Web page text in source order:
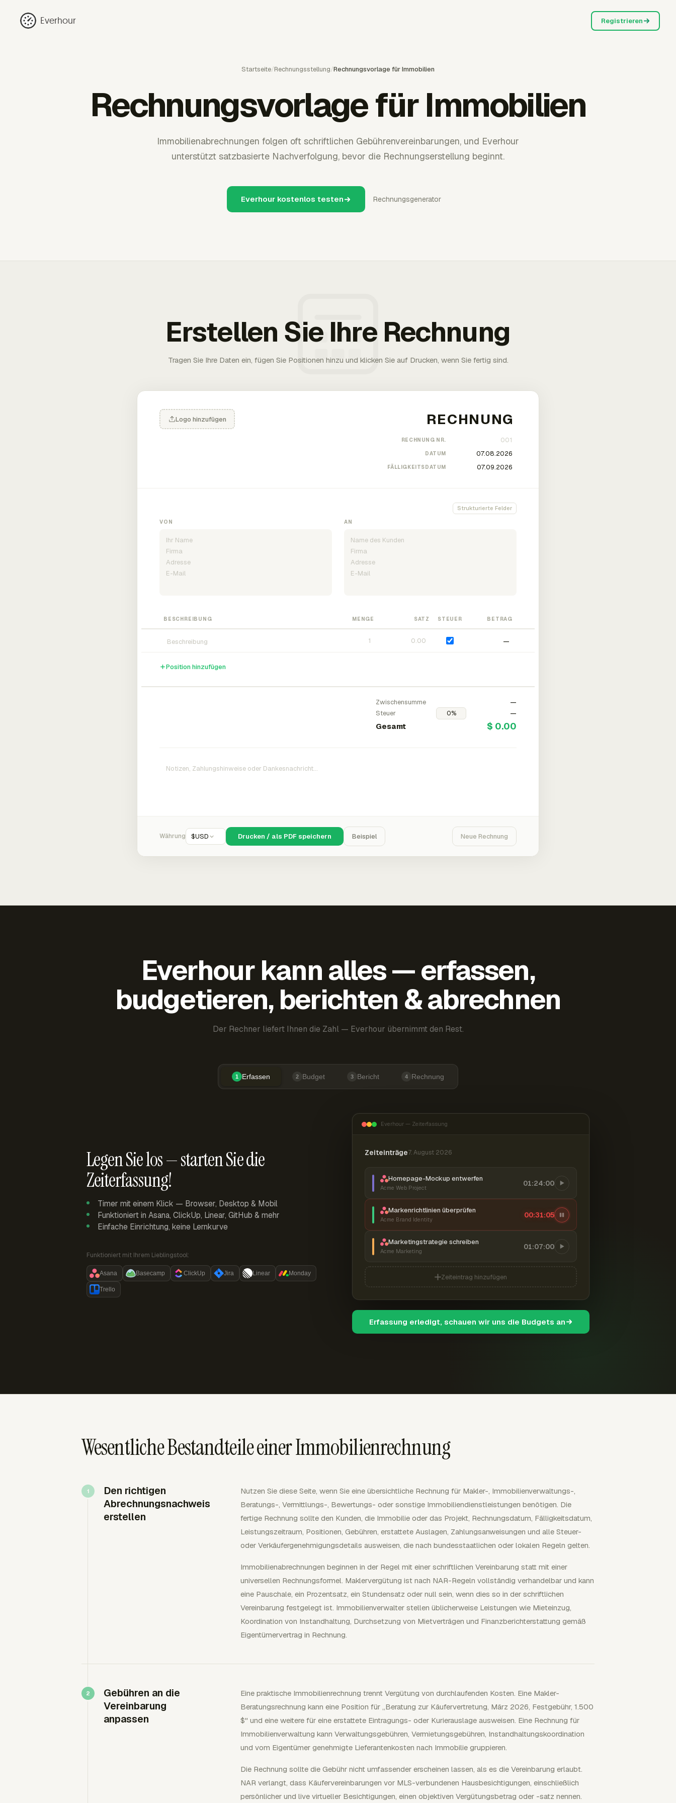
Everhour Registrieren
Startseite/Rechnungsstellung/Rechnungsvorlage für Immobilien
Rechnungsvorlage für Immobilien
Immobilienabrechnungen folgen oft schriftlichen Gebührenvereinbarungen, und Everhour
unterstützt satzbasierte Nachverfolgung, bevor die Rechnungserstellung beginnt.
Everhour kostenlos testen Rechnungsgenerator
Erstellen Sie Ihre Rechnung
Tragen Sie Ihre Daten ein, fügen Sie Positionen hinzu und klicken Sie auf Drucken, wenn Sie fertig sind.
Logo hinzufügen
RECHNUNG NR.
DATUM
FÄLLIGKEITSDATUM
Strukturierte Felder
VON AN
BESCHREIBUNG MENGE SATZ STEUER BETRAG
—
Position hinzufügen
Zwischensumme
—
Steuer
—
Gesamt $ 0.00
Währung $USD Drucken / als PDF speichern Beispiel Neue Rechnung
Everhour kann alles — erfassen,
budgetieren, berichten & abrechnen
Der Rechner liefert Ihnen die Zahl — Everhour übernimmt den Rest.
1 Erfassen 2 Budget 3 Bericht 4 Rechnung
Legen Sie los — starten Sie die
Zeiterfassung!
Timer mit einem Klick — Browser, Desktop & Mobil
Funktioniert in Asana, ClickUp, Linear, GitHub & mehr
Einfache Einrichtung, keine Lernkurve
Funktioniert mit Ihrem Lieblingstool:
Asana Basecamp ClickUp Jira Linear Monday
Trello
Everhour — Zeiterfassung
Zeiteinträge7. August 2026
Homepage-Mockup entwerfen
Acme Web Project
01:24:00
Markenrichtlinien überprüfen
Acme Brand Identity
00:31:06
Marketingstrategie schreiben
Acme Marketing
01:07:00
Zeiteintrag hinzufügen
Erfassung erledigt, schauen wir uns die Budgets an
Wesentliche Bestandteile einer Immobilienrechnung
Den richtigen
Abrechnungsnachweis
erstellen
Nutzen Sie diese Seite, wenn Sie eine übersichtliche Rechnung für Makler-, Immobilienverwaltungs-,
Beratungs-, Vermittlungs-, Bewertungs- oder sonstige Immobiliendienstleistungen benötigen. Die
fertige Rechnung sollte den Kunden, die Immobilie oder das Projekt, Rechnungsdatum, Fälligkeitsdatum,
Leistungszeitraum, Positionen, Gebühren, erstattete Auslagen, Zahlungsanweisungen und alle Steuer-
oder Verkäufergenehmigungsdetails ausweisen, die nach bundesstaatlichen oder lokalen Regeln gelten.
Immobilienabrechnungen beginnen in der Regel mit einer schriftlichen Vereinbarung statt mit einer
universellen Rechnungsformel. Maklervergütung ist nach NAR-Regeln vollständig verhandelbar und kann
eine Pauschale, ein Prozentsatz, ein Stundensatz oder null sein, wenn dies so in der schriftlichen
Vereinbarung festgelegt ist. Immobilienverwalter stellen üblicherweise Leistungen wie Mieteinzug,
Koordination von Instandhaltung, Durchsetzung von Mietverträgen und Finanzberichterstattung gemäß
Eigentümervertrag in Rechnung.
Gebühren an die
Vereinbarung
anpassen
Eine praktische Immobilienrechnung trennt Vergütung von durchlaufenden Kosten. Eine Makler-
Beratungsrechnung kann eine Position für „Beratung zur Käufervertretung, März 2026, Festgebühr, 1.500
$" und eine weitere für eine erstattete Eintragungs- oder Kurierauslage ausweisen. Eine Rechnung für
Immobilienverwaltung kann Verwaltungsgebühren, Vermietungsgebühren, Instandhaltungskoordination
und vom Eigentümer genehmigte Lieferantenkosten nach Immobilie gruppieren.
Die Rechnung sollte die Gebühr nicht umfassender erscheinen lassen, als es die Vereinbarung erlaubt.
NAR verlangt, dass Käufervereinbarungen vor MLS-verbundenen Hausbesichtigungen, einschließlich
persönlicher und live virtueller Besichtigungen, einen objektiven Vergütungsbetrag oder -satz nennen.